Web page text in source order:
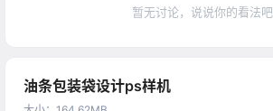
暂无讨论，说说你的看法吧
油条包装袋设计ps样机